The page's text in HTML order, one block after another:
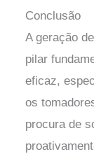
Conclusão
A geração
pilar
eficaz,
os
procura de